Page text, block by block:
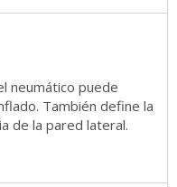
neumático puede
También define la
de la pared lateral.